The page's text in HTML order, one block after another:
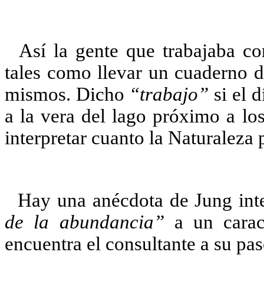
Así la gente que trabajaba
tales como llevar un cuaderno
mismos. Dicho “trabajo” si el
a la vera del lago próximo a
interpretar cuanto la Naturaleza
Hay una anécdota de Jung
de la abundancia” a un
encuentra el consultante a su